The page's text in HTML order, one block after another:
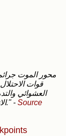
قوات
العشوائي
الانتهاكات الجسيمة التي طالت المواطنين العزل." - Source